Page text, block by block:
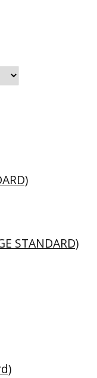
STANDARD)